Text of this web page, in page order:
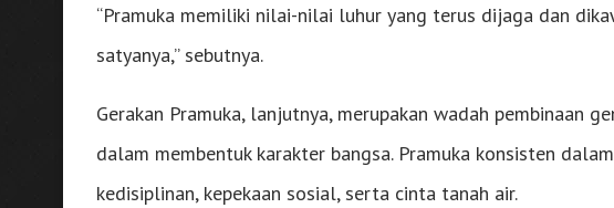
“Pramuka memiliki nilai-nilai luhur yang terus dijaga dan
satyanya,” sebutnya.
Gerakan Pramuka, lanjutnya, merupakan wadah pembinaan
dalam membentuk karakter bangsa. Pramuka konsisten
kedisiplinan, kepekaan sosial, serta cinta tanah air.